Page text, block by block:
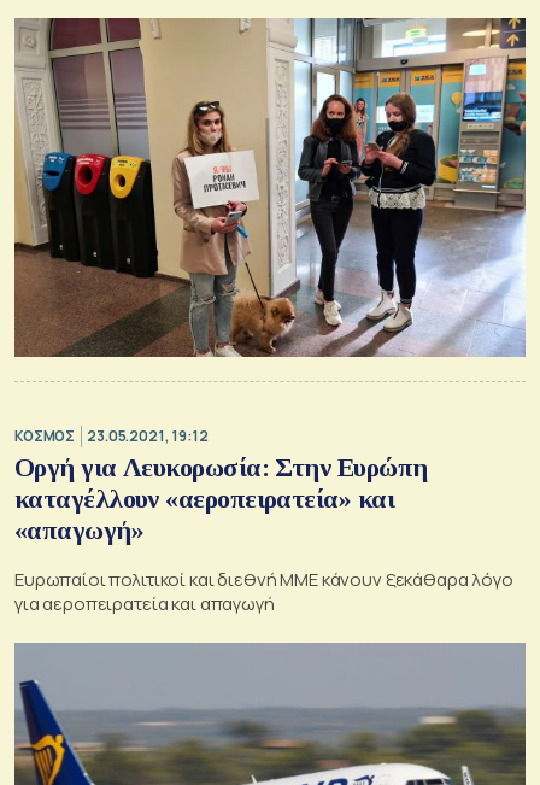
ΚΟΣΜΟΣ 23.05.2021, 19:12
Οργή για Λευκορωσία: Στην Ευρώπη
καταγέλλουν «αεροπειρατεία» και
«απαγωγή»
Ευρωπαίοι πολιτικοί και διεθνή ΜΜΕ κάνουν ξεκάθαρα λόγο
για αεροπειρατεία και απαγωγή